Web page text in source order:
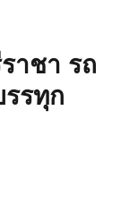
าชา รถ
รทุก